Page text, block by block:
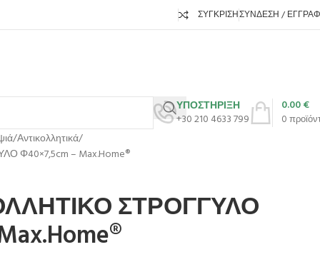
ΣΎΓΚΡΙΣΗΣΎΝΔΕΣΗ /
ΥΠΟΣΤΗΡΙΞΗ
+30 210 4633 799
0
0.00€
Αντικολλητικά
Φ40×7,5cm – Max.Home®
ΣΤΡΟΓΓΥΛΟ